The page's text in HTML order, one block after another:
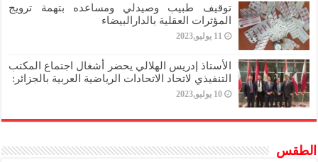
توقيف طبيب وصيدلي ومساعده بتهمة ترويج
المؤثرات العقلية بالدارالبيضاء
11 يوليو,2023
الأستاذ إدريس الهلالي يحضر أشغال اجتماع المكتب
التنفيذي لاتحاد الاتحادات الرياضية العربية بالجزائر:
10 يوليو,2023
الطقس